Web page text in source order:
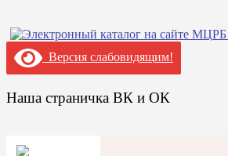
Версия слабовидящим!
Наша страничка ВК и ОК